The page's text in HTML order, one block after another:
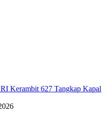
Kerambit 627 Tangkap Kapal